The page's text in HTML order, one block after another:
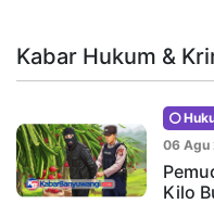
Kabar Hukum &
06 Agu
Kilo